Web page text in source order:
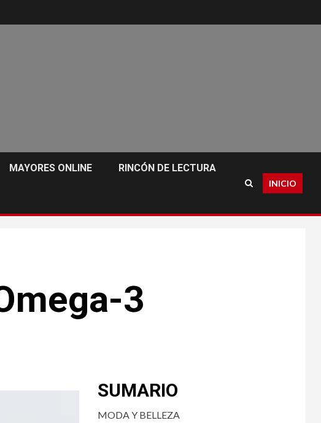
MAYORES ONLINE RINCÓN DE LECTURA
INICIO
3
SUMARIO
MODA Y BELLEZA